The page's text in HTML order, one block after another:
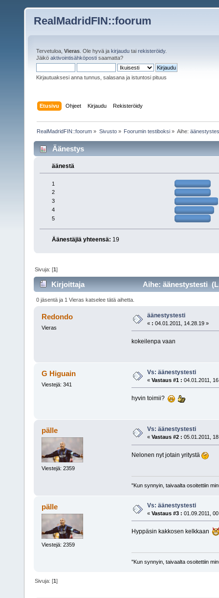
RealMadridFIN::foorum
Tervetuloa, Vieras . Ole hyvä ja kirjaudu tai rekisteröidy.
Jäikö aktivointisähköposti saamatta?
Kirjautuaksesi anna tunnus, salasana ja istuntosi pituus
Etusivu Ohjeet Kirjaudu Rekisteröidy
RealMadridFIN::foorum » Sivusto» Foorumin testiboksi» Aihe:
Äänestys
äänestä
1
2
3
4
5
Äänestäjiä yhteensä: 19
Sivuja: [1]
Kirjoittaja Aihe: äänestystesti
0 jäsentä ja 1 Vieras katselee tätä aihetta.
Redondo
Vieras
äänestystesti
« : 04.01.2011, 14.28.19 »
kokeilenpa vaan
G Higuain
Viestejä: 341
Vs: äänestystesti
« Vastaus #1 : 04.01.2011,
hyvin toimii?
pälle
Viestejä: 2359
Vs: äänestystesti
« Vastaus #2 : 05.01.2011,
Nelonen nyt jotain yritystä
"Kun synnyin, taivaalta osoitettiin
pälle
Viestejä: 2359
Vs: äänestystesti
« Vastaus #3 : 01.09.2011,
Hyppäsin kakkosen kelkkaan
"Kun synnyin, taivaalta osoitettiin
Sivuja: [1]